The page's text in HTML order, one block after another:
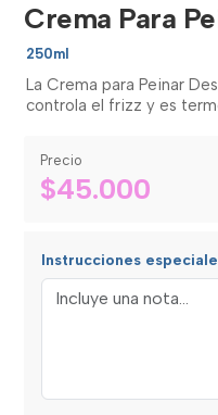
Crema Para
250ml
La Crema para Peinar
controla el frizz y es
Precio
$45.000
Instrucciones